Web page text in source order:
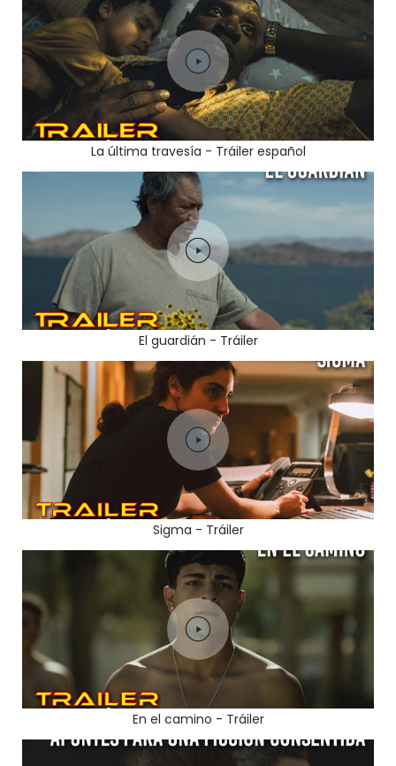
La última travesía - Tráiler español
El guardián - Tráiler
Sigma - Tráiler
En el camino - Tráiler